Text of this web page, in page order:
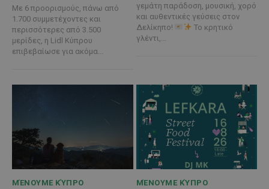
Με 6 προορισμούς, πάνω από
1.700 συμμετέχοντες και
περισσότερες από 3.500
μερίδες, η Lidl Κύπρου
επιβεβαίωσε για ακόμα...
γεμάτη παράδοση, μουσική, χορό
και αυθεντικές γεύσεις στον
Δελίκηπο!
Το κρητικό
γλέντι,...
ΜΈΝΟΥΜΕ ΚΎΠΡΟ ΜΈΝΟΥΜΕ ΚΎΠΡΟ